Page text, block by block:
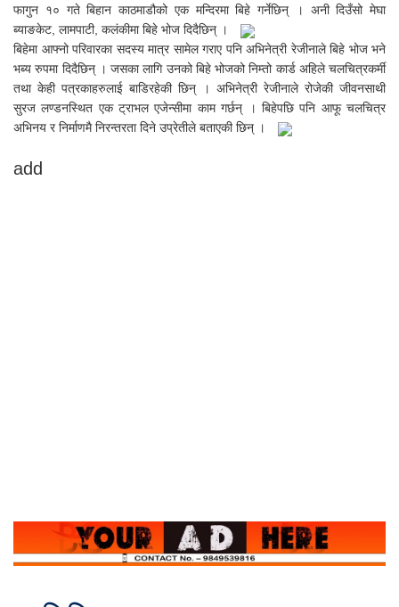
फागुन १० गते बिहान काठमाडौको एक मन्दिरमा बिहे गर्नेछिन् । अनी दिउँसो मेघा
ब्याङकेट, लामपाटी, कलंकीमा बिहे भोज दिदैछिन् ।
बिहेमा आफ्नो परिवारका सदस्य मात्र सामेल गराए पनि अभिनेत्री रेजीनाले बिहे भोज भने
भब्य रुपमा दिदैछिन् । जसका लागि उनको बिहे भोजको निम्तो कार्ड अहिले चलचित्रकर्मी
तथा केही पत्रकाहरुलाई बाडिरहेकी छिन् । अभिनेत्री रेजीनाले रोजेकी जीवनसाथी
सुरज लण्डनस्थित एक ट्राभल एजेन्सीमा काम गर्छन् । बिहेपछि पनि आफू चलचित्र
अभिनय र निर्माणमै निरन्तरता दिने उप्रेतीले बताएकी छिन् ।
add